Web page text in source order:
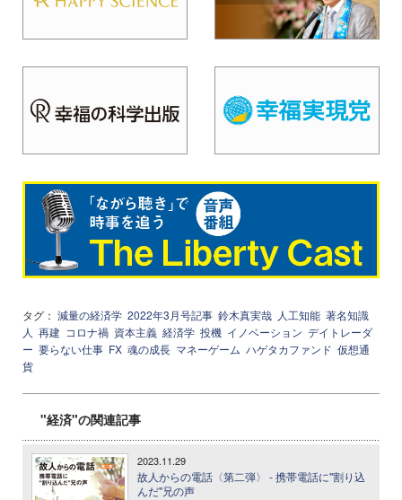
タグ： 減量の経済学 2022年3月号記事 鈴木真実哉 人工知能 著名知識
人 再建 コロナ禍 資本主義 経済学 投機 イノベーション デイトレーダ
ー 要らない仕事 FX 魂の成長 マネーゲーム ハゲタカファンド 仮想通
貨
"経済"の関連記事
2023.11.29
故人からの電話〈第二弾〉 - 携帯電話に"割り込
んだ"兄の声